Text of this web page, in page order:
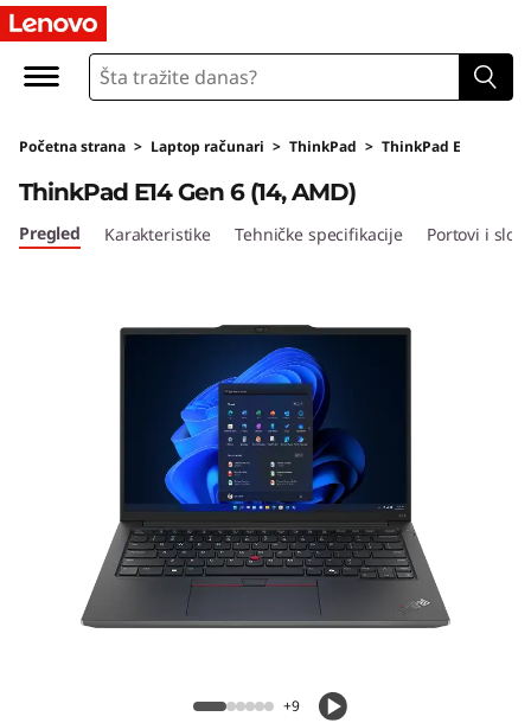
Početna strana > Laptop računari > ThinkPad > ThinkPad E
ThinkPad E14 Gen 6 (14, AMD)
ThinkPad E14 Gen 6 (14, AMD)
Pregled Karakteristike Tehničke specifikacije Portovi i
+9